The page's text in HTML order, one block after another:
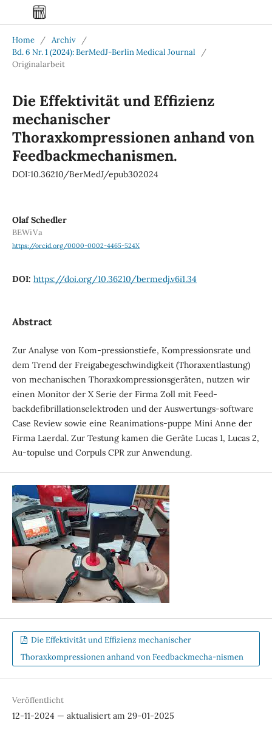
Home / Archiv
/
Bd. 6 Nr. 1 (2024): BerMedJ-Berlin Medical Journal
/
Originalarbeit
Die Effektivität und Effizienz
mechanischer
Thoraxkompressionen anhand von
Feedbackmechanismen.
DOI:10.36210/BerMedJ/epub302024
Olaf Schedler
BEWiVa
https://orcid.org/0000-0002-4465-524X
DOI: https://doi.org/10.36210/bermedj.v6i1.34
Abstract
Zur Analyse von Kom-pressionstiefe, Kompressionsrate und
dem Trend der Freigabegeschwindigkeit (Thoraxentlastung)
von mechanischen Thoraxkompressionsgeräten, nutzen wir
einen Monitor der X Serie der Firma Zoll mit Feed-
backdefibrillationselektroden und der Auswertungs-software
Case Review sowie eine Reanimations-puppe Mini Anne der
Firma Laerdal. Zur Testung kamen die Geräte Lucas 1, Lucas 2,
Au-topulse und Corpuls CPR zur Anwendung.
Die Effektivität und Effizienz mechanischer
Thoraxkompressionen anhand von Feedbackmecha-nismen
Veröffentlicht
12-11-2024 — aktualisiert am 29-01-2025